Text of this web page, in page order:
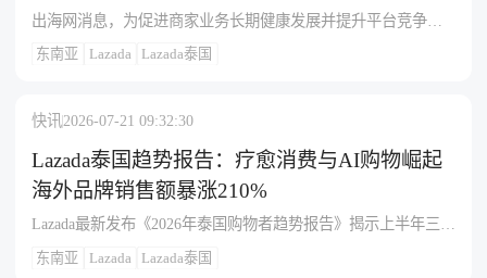
出海交流群
了解出海网
出海网消息，为促进商家业务长期健康发展并提升平台竞争
力，Lazada泰国站宣布自2026年8月1日起调整跨境卖家佣金费
率，未参加Premium Package的Mall及Non Mall卖家在所有履约
4.5%，已参与Premium Package的卖家佣金从7%上调至8%（含
FSM+LPI），总佣金仅上调1%且同样覆盖Mall及Non Mall与全
部履约类型，平台表示新增资源将投入技术、工具及必要项目
以更高效务实方式助力商家持续增长。
东南亚 Lazada Lazada泰国
快讯 2026-07-21 09:32:30
Lazada泰国趋势报告：疗愈消费与AI购物崛起
海外品牌销售额暴涨210%
Lazada最新发布《2026年泰国购物者趋势报告》揭示上半年三大
核心消费转向：疗愈消费需求显著升温，健康美妆与解压玩具
销量大幅攀升；消费者对正品与品质的追求日益严苛，带动海
东南亚 Lazada Lazada泰国